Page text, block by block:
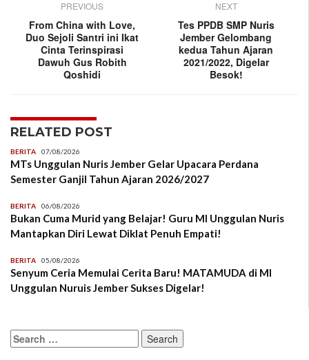
PREVIOUS
From China with Love,
Duo Sejoli Santri ini Ikat
Cinta Terinspirasi
Dawuh Gus Robith
Qoshidi
NEXT
Tes PPDB SMP Nuris
Jember Gelombang
kedua Tahun Ajaran
2021/2022, Digelar
Besok!
RELATED POST
BERITA 07/08/2026
MTs Unggulan Nuris Jember Gelar Upacara Perdana
Semester Ganjil Tahun Ajaran 2026/2027
BERITA 06/08/2026
Bukan Cuma Murid yang Belajar! Guru MI Unggulan Nuris
Mantapkan Diri Lewat Diklat Penuh Empati!
BERITA 05/08/2026
Senyum Ceria Memulai Cerita Baru! MATAMUDA di MI
Unggulan Nuruis Jember Sukses Digelar!
Search
for: